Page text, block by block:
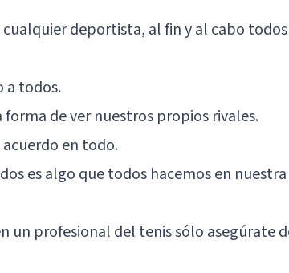
deportista, al fin y al cabo
a todos.
de ver nuestros propios rivales.
en todo.
es algo que todos hacemos en nuestra
un profesional del tenis sólo asegúrate